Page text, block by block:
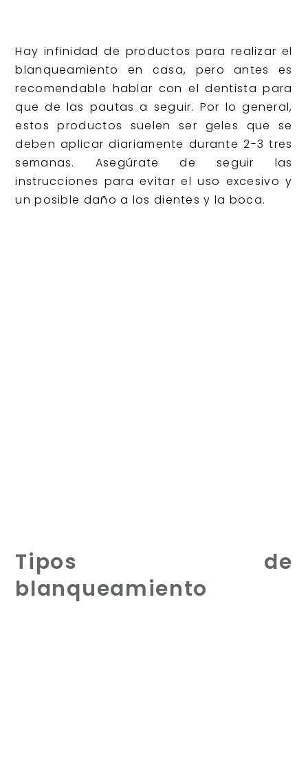
Hay infinidad de productos para realizar el
blanqueamiento en casa, pero antes es
recomendable hablar con el dentista para
que de las pautas a seguir. Por lo general,
estos productos suelen ser geles que se
deben aplicar diariamente durante 2-3 tres
semanas. Asegúrate de seguir las
instrucciones para evitar el uso excesivo y
un posible daño a los dientes y la boca.
Tipos de
blanqueamiento